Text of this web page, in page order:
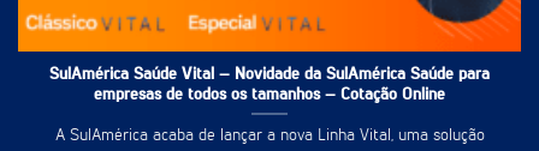
SulAmérica Saúde Vital – Novidade da SulAmérica Saúde para
empresas de todos os tamanhos – Cotação Online
A SulAmérica acaba de lançar a nova Linha Vital, uma solução